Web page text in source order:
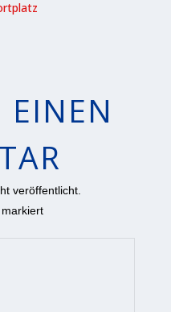
EINEN
veröffentlicht.